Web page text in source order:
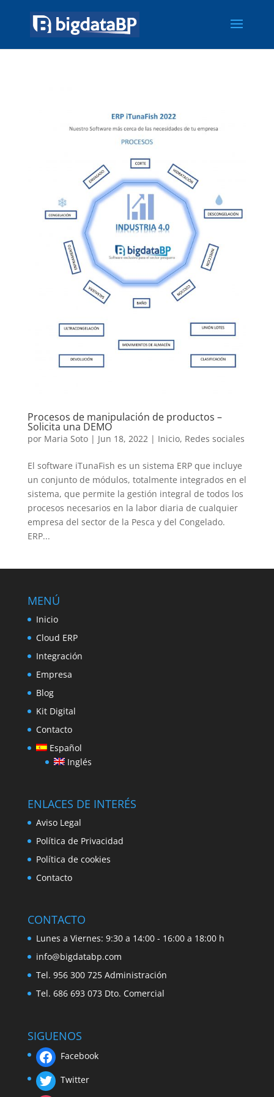
Procesos de manipulación de productos –
Solicita una DEMO
por Maria Soto| Jun 18, 2022| Inicio, Redes sociales
El software iTunaFish es un sistema ERP que incluye
un conjunto de módulos, totalmente integrados en el
sistema, que permite la gestión integral de todos los
procesos necesarios en la labor diaria de cualquier
empresa del sector de la Pesca y del Congelado.
ERP...
MENÚ
Inicio
Cloud ERP
Integración
Empresa
Blog
Kit Digital
Contacto
Español
Inglés
ENLACES DE INTERÉS
Aviso Legal
Política de Privacidad
Política de cookies
Contacto
CONTACTO
Lunes a Viernes: 9:30 a 14:00 - 16:00 a 18:00 h
info@bigdatabp.com
Tel. 956 300 725 Administración
Tel. 686 693 073 Dto. Comercial
SIGUENOS
Facebook
Twitter